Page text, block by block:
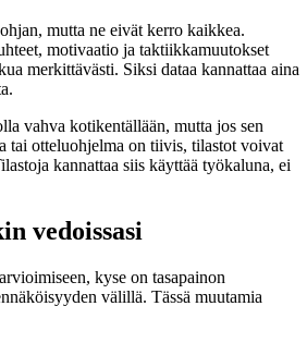
mutta ne eivät kerro kaikkea.
motivaatio ja taktiikkamuutokset
merkittävästi. Siksi dataa kannattaa aina
vahva kotikentällään, mutta jos sen
tai otteluohjelma on tiivis, tilastot voivat
kannattaa siis käyttää työkaluna, ei
vedoissasi
kyse on tasapainon
välillä. Tässä muutamia